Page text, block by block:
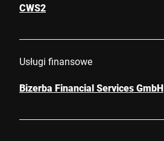
CWS2
Usługi finansowe
Bizerba Financial Services GmbH